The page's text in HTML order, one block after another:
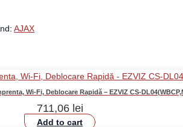
AJAX
Wi-Fi, Deblocare Rapidă – EZVIZ CS-
711,06 lei
Add to cart